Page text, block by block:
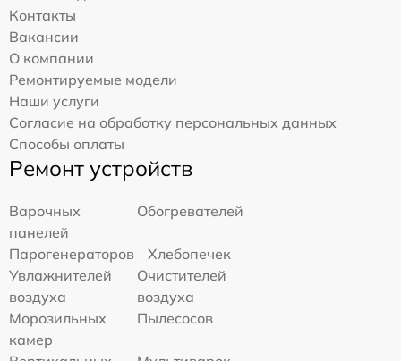
Контакты
Вакансии
О компании
Ремонтируемые модели
Наши услуги
Согласие на обработку персональных данных
Способы оплаты
Ремонт устройств
Варочных
панелей
Обогревателей
Парогенераторов
Хлебопечек
Увлажнителей
воздуха
Очистителей
воздуха
Морозильных
камер
Пылесосов